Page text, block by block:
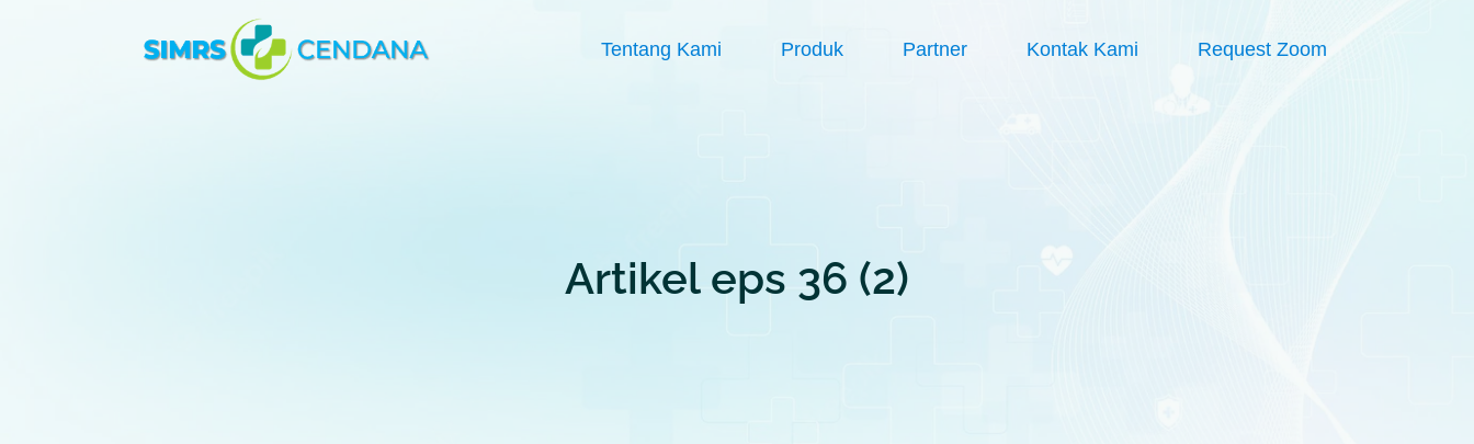
Tentang Kami Produk Partner Kontak Kami Request Zoom
Artikel eps 36 (2)